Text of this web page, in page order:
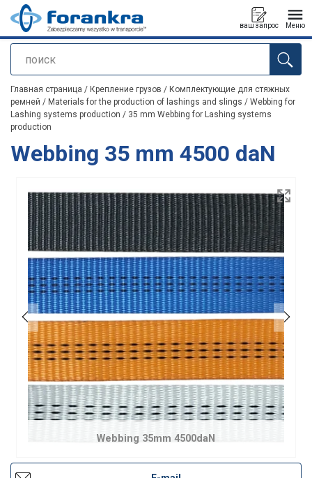
поиск
ваш запрос Меню
Продукт добавлен в ваш запрос
Главная страница / Крепление грузов / Комплектующие для стяжных
ремней / Materials for the production of lashings and slings / Webbing for
Lashing systems production / 35 mm Webbing for Lashing systems
production
Webbing 35 mm 4500 daN
Webbing 35mm 4500daN